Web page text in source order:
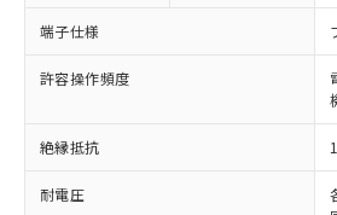
端子仕様
許容操作頻度
絶縁抵抗
耐電圧
本サービスは、当社制
商品の当社在庫状況お
(税抜)を提供させてい
当社制御機器事業取扱
本サービスの対象外と
ことをご了承ください。
調査・確認中：EU RoHS指
非含有の対応状況を調査中ま
商品です。
非該当品：ライセンス料など
害物質有無と関係のない商品
仕入先様の事情により、非含
いたものが、含有品と判明し
「○」：最大均質材料含有率
「×」：最大均質材料含有率
基準値を超えていることを示
当社は、これら貴社製